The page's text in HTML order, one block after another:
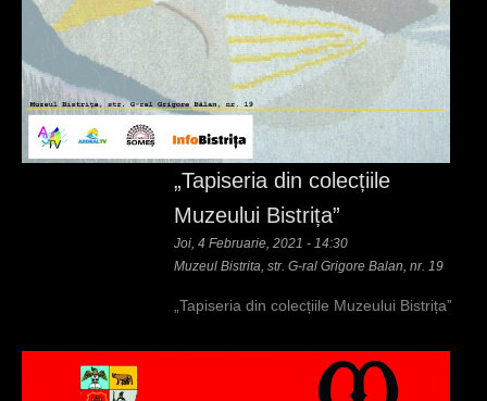
„Tapiseria din colecțiile
Muzeului Bistrița”
Joi, 4 Februarie, 2021 - 14:30
Muzeul Bistrita, str. G-ral Grigore Balan, nr. 19
„Tapiseria din colecțiile Muzeului Bistrița”